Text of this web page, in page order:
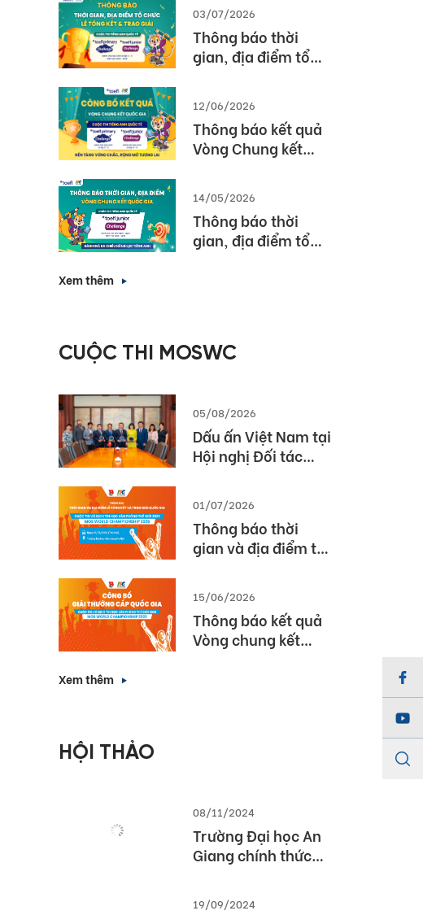
03/07/2026
Thông báo thời
gian, địa điểm tổ
TOEFL Challenge
năm học 2025 –
2026
12/06/2026
Thông báo kết quả
Vòng Chung kết
năm học 2025 –
2026
14/05/2026
Thông báo thời
gian, địa điểm tổ
2026
Xem thêm
CUỘC THI MOSWC
05/08/2026
Dấu ấn Việt Nam tại
Hội nghị Đối tác
Partner Summit –
GPS) 2026
01/07/2026
Thông báo thời
gian và địa điểm tổ
Cuộc thi MOS World
Championship
2026
15/06/2026
Thông báo kết quả
Vòng chung kết
Xem thêm
HỘI THẢO
08/11/2024
Trường Đại học An
Giang chính thức
19/09/2024